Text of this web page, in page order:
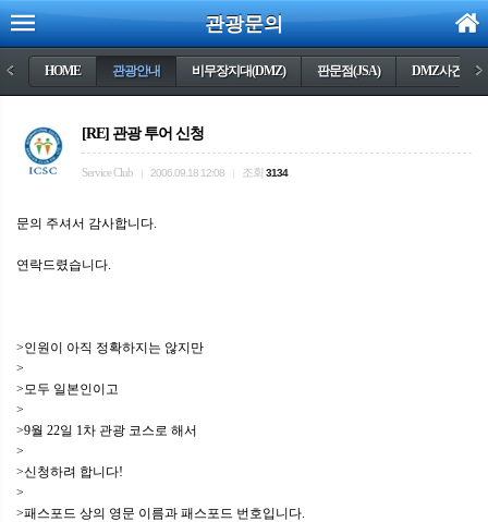
관광문의
< HOME 관광안내 비무장지대(DMZ) 판문점(JSA) DMZ사건들 >
[RE] 관광 투어 신청
Service Club 2006.09.18 12:08 조회 3134
문의 주셔서 감사합니다.
연락드렸습니다.
>인원이 아직 정확하지는 않지만
>
>모두 일본인이고
>
>9월 22일 1차 관광 코스로 해서
>
>신청하려 합니다!
>
>패스포드 상의 영문 이름과 패스포드 번호입니다.